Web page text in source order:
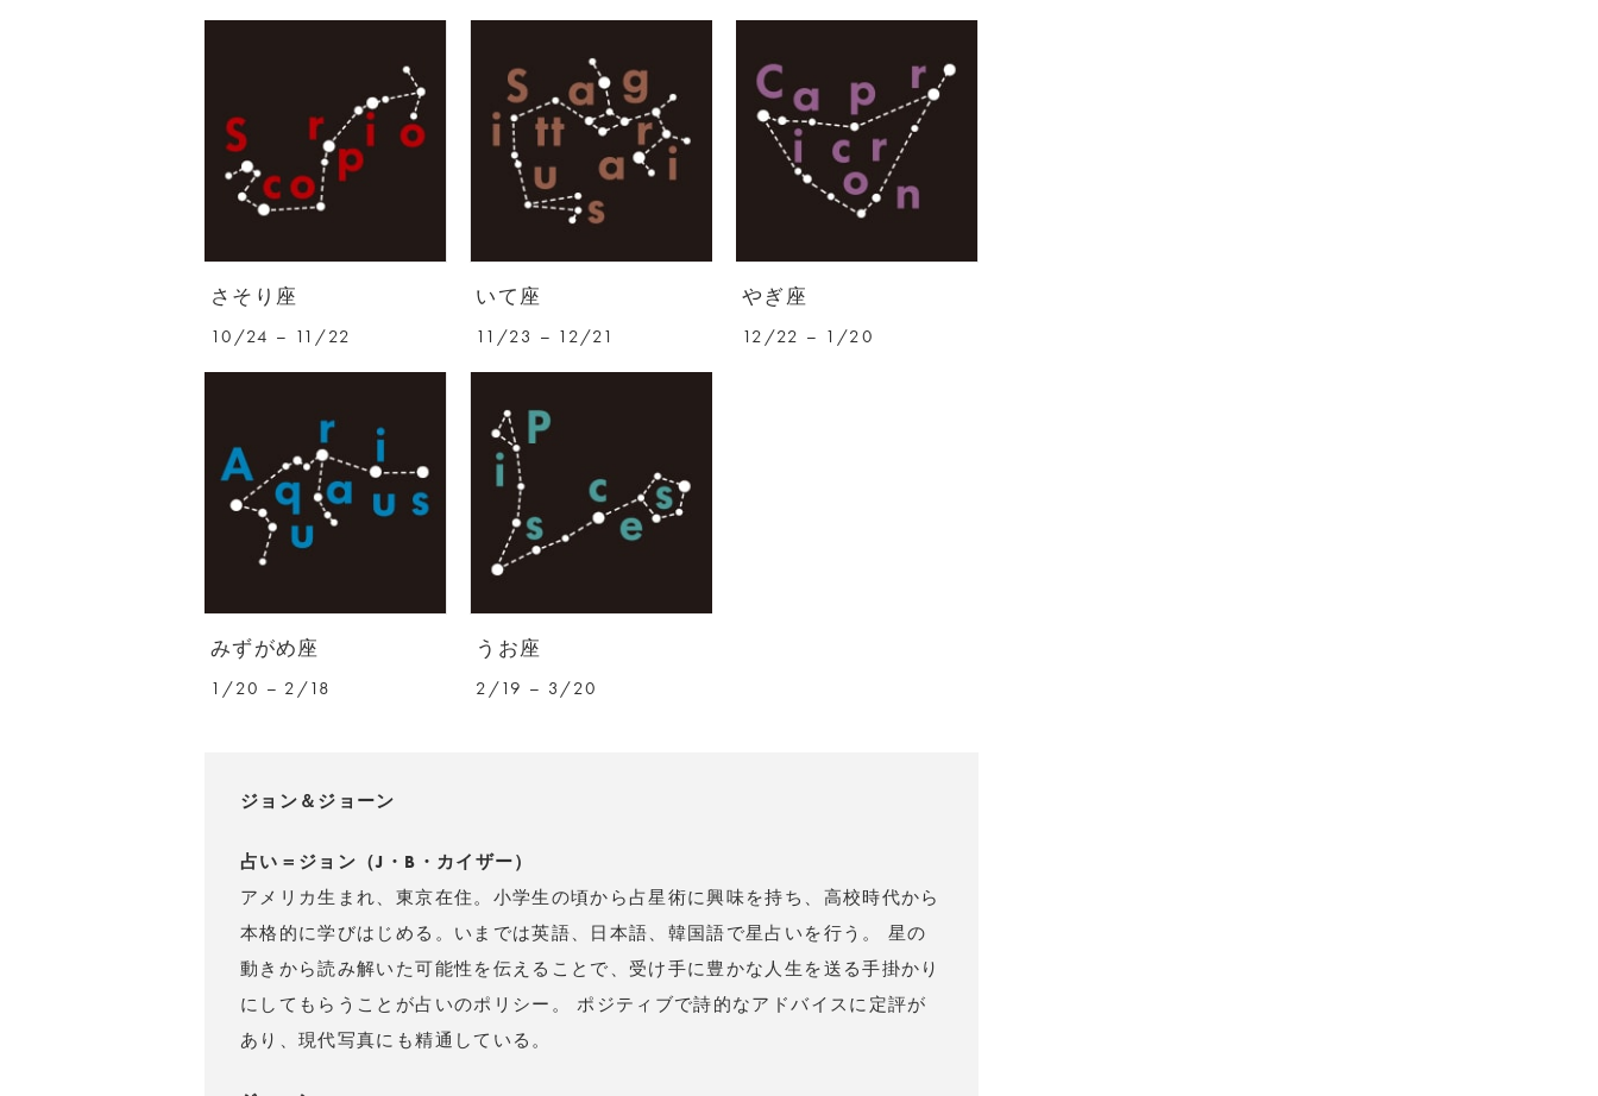
さそり座
10/24 – 11/22
いて座
11/23 – 12/21
やぎ座
12/22 – 1/20
みずがめ座
1/20 – 2/18
うお座
2/19 – 3/20
ジョン＆ジョーン
占い＝ジョン（J・B・カイザー）
アメリカ生まれ、東京在住。小学生の頃から占星術に興味を持ち、高校時代から
本格的に学びはじめる。いまでは英語、日本語、韓国語で星占いを行う。 星の
動きから読み解いた可能性を伝えることで、受け手に豊かな人生を送る手掛かり
にしてもらうことが占いのポリシー。 ポジティブで詩的なアドバイスに定評が
あり、現代写真にも精通している。